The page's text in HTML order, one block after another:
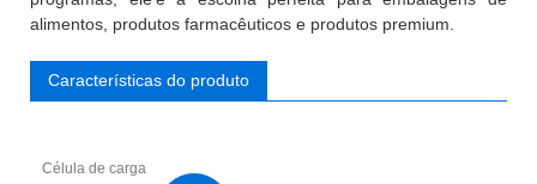
alimentos, produtos farmacêuticos e produtos premium.
Características do produto
Célula de carga